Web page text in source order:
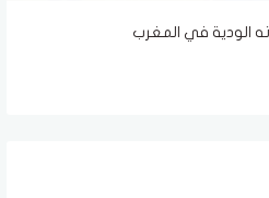
الودية في المغرب